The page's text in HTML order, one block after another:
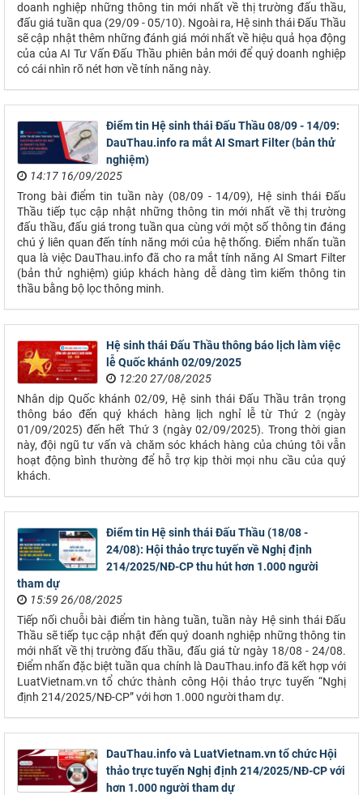
doanh nghiệp những thông tin mới nhất về thị trường đấu thầu,
đấu giá tuần qua (29/09 - 05/10). Ngoài ra, Hệ sinh thái Đấu Thầu
sẽ cập nhật thêm những đánh giá mới nhất về hiệu quả họa động
của của AI Tư Vấn Đấu Thầu phiên bản mới để quý doanh nghiệp
có cái nhìn rõ nét hơn về tính năng này.
Điểm tin Hệ sinh thái Đấu Thầu 08/09 - 14/09:
DauThau.info ra mắt AI Smart Filter (bản thử
nghiệm)
14:17 16/09/2025
Trong bài điểm tin tuần này (08/09 - 14/09), Hệ sinh thái Đấu
Thầu tiếp tục cập nhật những thông tin mới nhất về thị trường
đấu thầu, đấu giá trong tuần qua cùng với một số thông tin đáng
chú ý liên quan đến tính năng mới của hệ thống. Điểm nhấn tuần
qua là việc DauThau.info đã cho ra mắt tính năng AI Smart Filter
(bản thử nghiệm) giúp khách hàng dễ dàng tìm kiếm thông tin
thầu bằng bộ lọc thông minh.
Hệ sinh thái Đấu Thầu thông báo lịch làm việc
lễ Quốc khánh 02/09/2025
12:20 27/08/2025
Nhân dịp Quốc khánh 02/09, Hệ sinh thái Đấu Thầu trân trọng
thông báo đến quý khách hàng lịch nghỉ lễ từ Thứ 2 (ngày
01/09/2025) đến hết Thứ 3 (ngày 02/09/2025). Trong thời gian
này, đội ngũ tư vấn và chăm sóc khách hàng của chúng tôi vẫn
hoạt động bình thường để hỗ trợ kịp thời mọi nhu cầu của quý
khách.
Điểm tin Hệ sinh thái Đấu Thầu (18/08 -
24/08): Hội thảo trực tuyến về Nghị định
214/2025/NĐ-CP thu hút hơn 1.000 người
tham dự
15:59 26/08/2025
Tiếp nối chuỗi bài điểm tin hàng tuần, tuần này Hệ sinh thái Đấu
Thầu sẽ tiếp tục cập nhật đến quý doanh nghiệp những thông tin
mới nhất về thị trường đấu thầu, đấu giá từ ngày 18/08 - 24/08.
Điểm nhấn đặc biệt tuần qua chính là DauThau.info đã kết hợp với
LuatVietnam.vn tổ chức thành công Hội thảo trực tuyến “Nghị
định 214/2025/NĐ-CP” với hơn 1.000 người tham dự.
DauThau.info và LuatVietnam.vn tổ chức Hội
thảo trực tuyến Nghị định 214/2025/NĐ-CP với
hơn 1.000 người tham dự